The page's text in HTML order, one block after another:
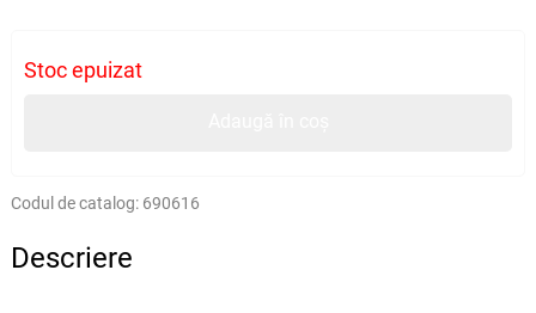
Stoc epuizat
Codul de catalog: 690616
Descriere